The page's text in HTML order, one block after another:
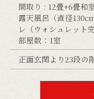
間取り : 12畳+6畳和
露天風呂（直径
レ（ウォシュレット
部屋数：1室
正面玄関より23段の